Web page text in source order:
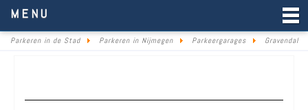
MENU
Parkeren in de Stad Parkeren in Nijmegen Parkeergarages Gravendal